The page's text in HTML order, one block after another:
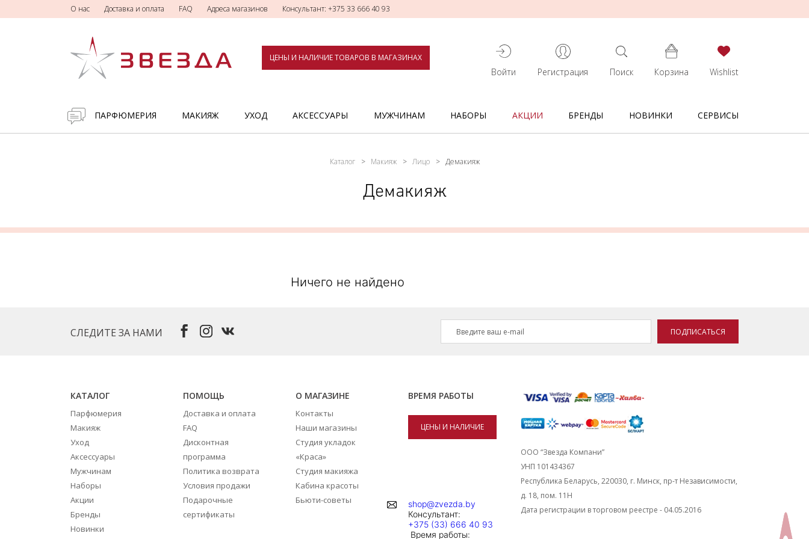
О нас Доставка и оплата FAQ Адреса магазинов Консультант: +375 33 666 40 93
ЦЕНЫ И НАЛИЧИЕ ТОВАРОВ В МАГАЗИНАХ
Войти Регистрация Поиск Корзина Wishlist
ПАРФЮМЕРИЯ МАКИЯЖ УХОД АКСЕССУАРЫ МУЖЧИНАМ НАБОРЫ АКЦИИ БРЕНДЫ НОВИНКИ СЕРВИСЫ
Каталог Макияж Лицо Демакияж
Демакияж
Ничего не найдено
СЛЕДИТЕ ЗА НАМИ ПОДПИСАТЬСЯ
КАТАЛОГ
Парфюмерия
Макияж
Уход
Аксессуары
Мужчинам
Наборы
Акции
Бренды
Новинки
ПОМОЩЬ
Доставка и оплата
FAQ
Дисконтная
программа
Политика возврата
Условия продажи
Подарочные
сертификаты
О МАГАЗИНЕ
Контакты
Наши магазины
Студия укладок
«Краса»
Студия макияжа
Кабина красоты
Бьюти-советы
ВРЕМЯ РАБОТЫ
ЦЕНЫ И НАЛИЧИЕ
shop@zvezda.by
Консультант:
+375 (33) 666 40 93
Время работы:
ООО “Звезда Компани”
УНП 101434367
Республика Беларусь, 220030, г. Минск, пр-т Независимости,
д. 18, пом. 11Н
Дата регистрации в торговом реестре - 04.05.2016